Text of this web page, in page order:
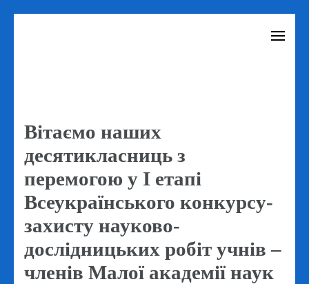
Вітаємо наших
десятикласниць з
перемогою у І етапі
Всеукраїнського конкурсу-
захисту науково-
дослідницьких робіт учнів –
членів Малої академії наук